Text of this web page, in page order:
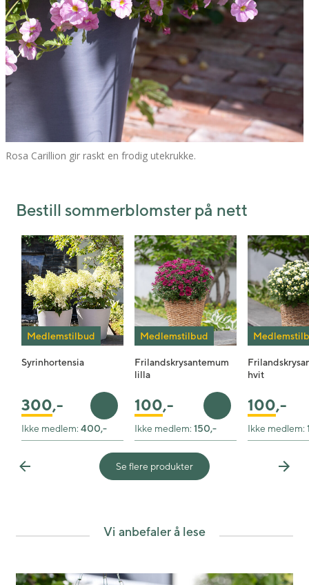
Rosa Carillion gir raskt en frodig utekrukke.
Bestill sommerblomster på nett
Medlemstilbud
Syrinhortensia
300,- Legg i handlekurv
Ikke medlem: 400,-
Medlemstilbud
Frilandskrysantemum
lilla
100,- Legg i handlekurv
Ikke medlem: 150,-
hvit
100,-
Ikke medlem:
Previous Next
Se flere produkter
Vi anbefaler å lese